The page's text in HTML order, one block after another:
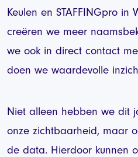
Keulen en STAFFINGpro in
creëren we meer
we ook in direct contact
doen we waardevolle
Niet alleen hebben we dit
onze zichtbaarheid, maar
de data. Hierdoor kunnen